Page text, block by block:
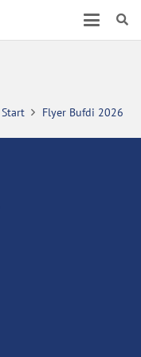
Start Flyer Bufdi 2026